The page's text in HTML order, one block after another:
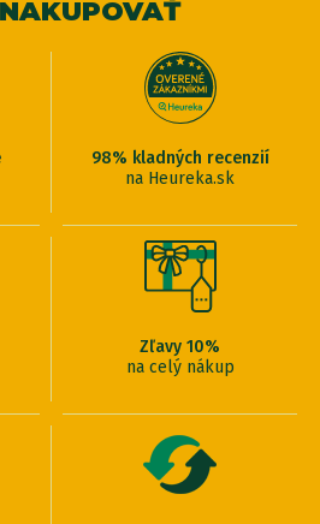
98% kladných recenzií
na Heureka.sk
Zľavy 10%
na celý nákup